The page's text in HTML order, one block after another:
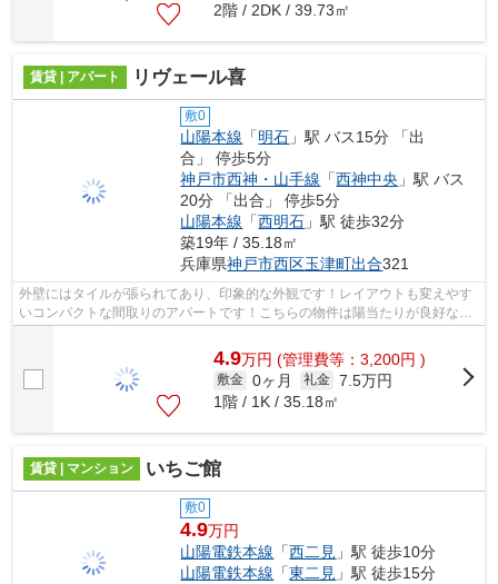
2階 / 2DK / 39.73㎡
賃貸 | アパート リヴェール喜
敷0
山陽本線 「明石 」駅 バス15分 「出
合」 停歩5分
神戸市西神・山手線 「西神中央 」駅 バス
20分 「出合」 停歩5分
山陽本線 「西明石 」駅 徒歩32分
築19年 / 35.18㎡
兵庫県神戸市西区玉津町出合321
外壁にはタイルが張られてあり、印象的な外観です！レイアウトも変えやす
いコンパクトな間取りのアパートです！こちらの物件は陽当たりが良好な賃
4.9万円 (管理費等：3,200円 )
敷金 0ヶ月 礼金 7.5万円
1階 / 1K / 35.18㎡
賃貸 | マンション いちご館
敷0
4.9万円
山陽電鉄本線 「西二見 」駅 徒歩10分
山陽電鉄本線 「東二見 」駅 徒歩15分